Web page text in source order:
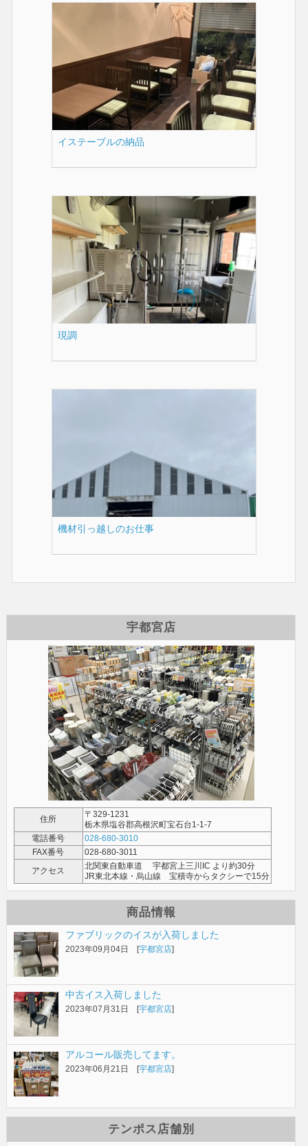
イステーブルの納品
現調
機材引っ越しのお仕事
宇都宮店
住所
〒329-1231
栃木県塩谷郡高根沢町宝石台1-1-7
電話番号
028-680-3010
FAX番号
028-680-3011
アクセス
北関東自動車道 宇都宮上三川IC より約30分
JR東北本線・烏山線 宝積寺からタクシーで15分
商品情報
ファブリックのイスが入荷しました
2023年09月04日 [宇都宮店]
中古イス入荷しました
2023年07月31日 [宇都宮店]
アルコール販売してます。
2023年06月21日 [宇都宮店]
テンポス店舗別